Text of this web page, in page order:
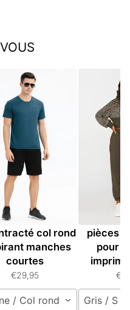
shirt homme
col rond
manches
courtes
€29,95
/ Col rond / L
pièces
pour
Gris / S